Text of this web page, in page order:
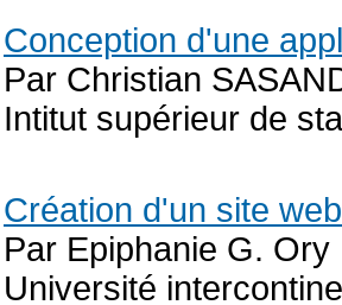
Conception d'une
Par Christian
Intitut supérieur de
Création d'un site
Par Epiphanie G. Ory
Université